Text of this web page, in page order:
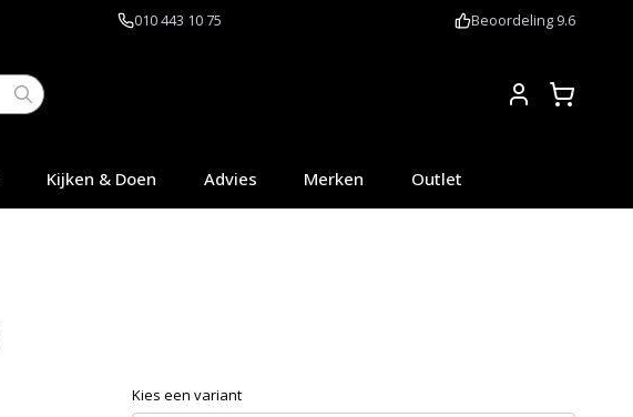
010 443 10 75 Beoordeling 9.6
Kijken & Doen Advies Merken Outlet
Kies een variant